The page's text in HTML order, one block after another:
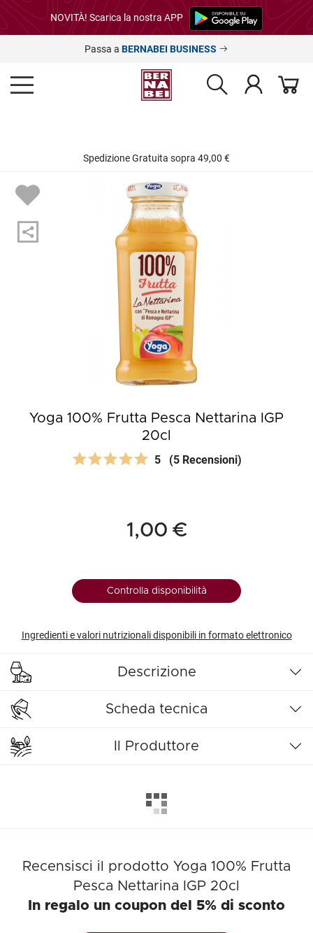
NOVITÀ! Scarica la nostra APP
Passa a BERNABEI BUSINESS
Spedizione Gratuita sopra 49,00 €
Yoga 100% Frutta Pesca Nettarina IGP
20cl
5 (5 Recensioni)
1,00 €
Controlla disponibilità
Ingredienti e valori nutrizionali disponibili in formato elettronico
Descrizione
Scheda tecnica
Il Produttore
Recensisci il prodotto Yoga 100% Frutta
Pesca Nettarina IGP 20cl
In regalo un coupon del 5% di sconto